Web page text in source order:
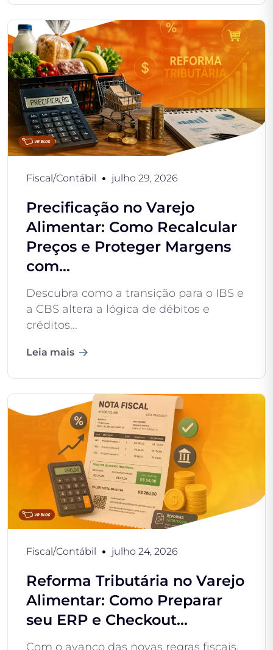
Fiscal/Contábil julho 29, 2026
Precificação no Varejo
Alimentar: Como Recalcular
Preços e Proteger Margens
com...
Descubra como a transição para o IBS e
a CBS altera a lógica de débitos e
créditos...
Leia mais
Fiscal/Contábil julho 24, 2026
Reforma Tributária no Varejo
Alimentar: Como Preparar
seu ERP e Checkout...
Com o avanço das novas regras fiscais,